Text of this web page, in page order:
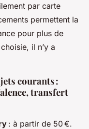
par carte
permettent la
pour plus de
il n’y a
courants :
transfert
: à partir de 50 €.